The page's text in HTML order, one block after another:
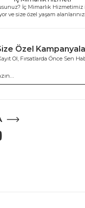
İç Mimarlık
ve size özel yaşam
Özel
Ol, Fırsatlarda Önce Sen